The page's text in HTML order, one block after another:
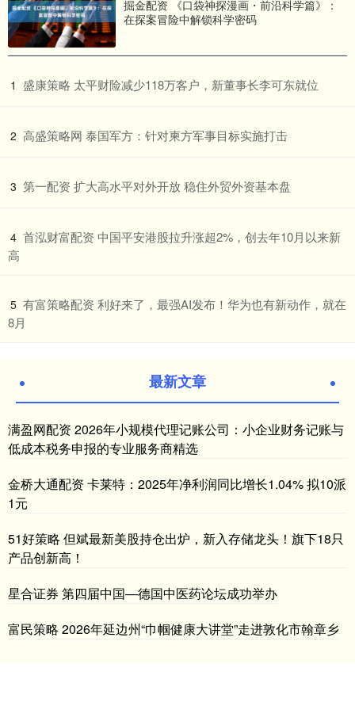
掘金配资 《口袋神探漫画・前沿科学篇》：
在探案冒险中解锁科学密码
1 ​盛康策略 太平财险减少118万客户，新董事长李可东就位
2 ​高盛策略网 泰国军方：针对柬方军事目标实施打击
3 ​第一配资 扩大高水平对外开放 稳住外贸外资基本盘
4 ​首泓财富配资 中国平安港股拉升涨超2%，创去年10月以来新
高
5 ​有富策略配资 利好来了，最强AI发布！华为也有新动作，就在
8月
最新文章
满盈网配资 2026年小规模代理记账公司：小企业财务记账与
低成本税务申报的专业服务商精选
金桥大通配资 卡莱特：2025年净利润同比增长1.04% 拟10派
1元
51好策略 但斌最新美股持仓出炉，新入存储龙头！旗下18只
产品创新高！
星合证券 第四届中国—德国中医药论坛成功举办
富民策略 2026年延边州“巾帼健康大讲堂”走进敦化市翰章乡